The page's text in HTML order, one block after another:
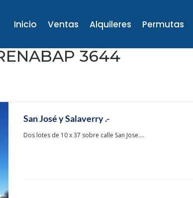
Inicio Ventas Alquileres Permutas
3644
San José y Salaverry .-
Dos lotes de 10 x 37 sobre calle San Jose....